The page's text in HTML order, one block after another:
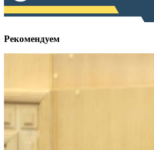
Рекомендуем